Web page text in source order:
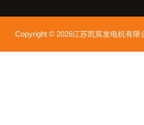
Copyright © 2026江苏凯宸发电机有